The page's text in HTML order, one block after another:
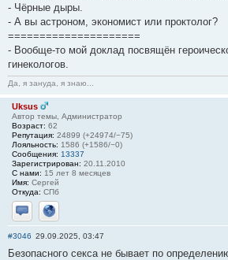
- Чёрные дыры.
- А вы астроном, экономист или проктолог?
=====================
- Вообще-то мой доклад посвящён
гинекологов.
Да, я зануда, я знаю...
Uksus
Автор темы, Администратор
Возраст: 62
Репутация: 24899 (+24974/−75)
Лояльность: 1586 (+1586/−0)
Сообщения: 13337
Зарегистрирован: 20.11.2010
С нами: 15 лет 8 месяцев
Имя: Сергей
Откуда: СПб
Отправить личное сообщение
Сайт
#3046 29.09.2025, 03:47
Безопасного ceкса не бывает по